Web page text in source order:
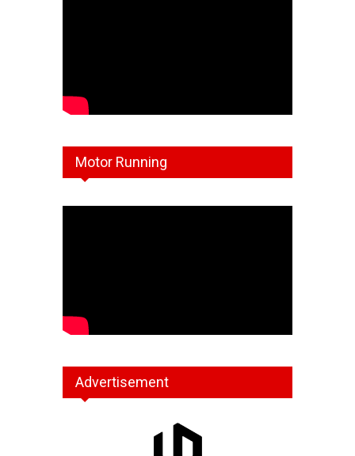
Motor Running
Advertisement